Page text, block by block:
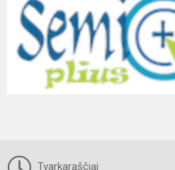
Tvarkaraščiai